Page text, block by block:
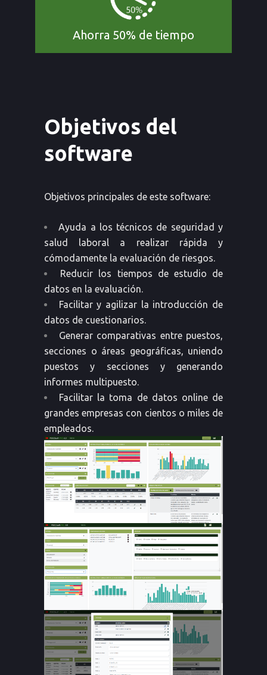
Ahorra 50% de tiempo
Objetivos del
software
Objetivos principales de este software:
Ayuda a los técnicos de seguridad y
salud laboral a realizar rápida y
cómodamente la evaluación de riesgos.
Reducir los tiempos de estudio de
datos en la evaluación.
Facilitar y agilizar la introducción de
datos de cuestionarios.
Generar comparativas entre puestos,
secciones o áreas geográficas, uniendo
puestos y secciones y generando
informes multipuesto.
Facilitar la toma de datos online de
grandes empresas con cientos o miles de
empleados.